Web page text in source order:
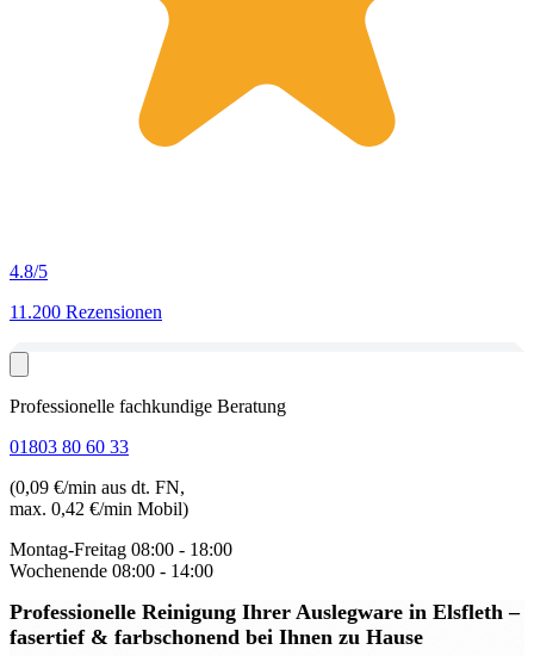
4.8/5
11.200 Rezensionen
Professionelle fachkundige Beratung
01803 80 60 33
(0,09 €/min aus dt. FN,
max. 0,42 €/min Mobil)
Montag-Freitag 08:00 - 18:00
Wochenende 08:00 - 14:00
Professionelle Reinigung Ihrer Auslegware in Elsfleth–
fasertief & farbschonend bei Ihnen zu Hause